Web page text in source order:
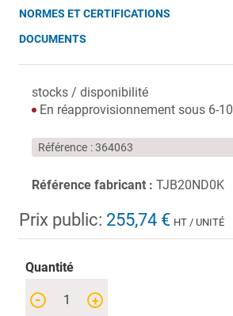
NORMES ET CERTIFICATIONS
DOCUMENTS
stocks / disponibilité
En réapprovisionnement sous 6-
Référence 364063
Référence fabricant : TJB20ND0K
Prix public: 255,74 € HT / UNITÉ
Quantité
+
-